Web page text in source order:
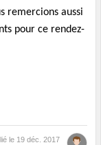
remercions aussi
pour ce rendez-
le 19 déc. 2017